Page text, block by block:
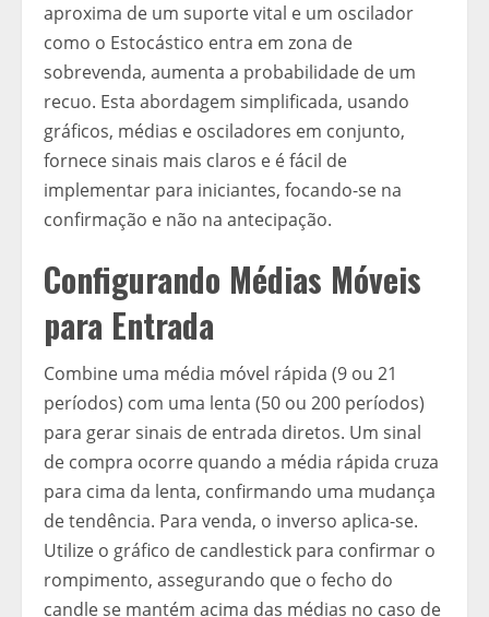
aproxima de um suporte vital e um oscilador
como o Estocástico entra em zona de
sobrevenda, aumenta a probabilidade de um
recuo. Esta abordagem simplificada, usando
gráficos, médias e osciladores em conjunto,
fornece sinais mais claros e é fácil de
implementar para iniciantes, focando-se na
confirmação e não na antecipação.
Configurando Médias Móveis
para Entrada
Combine uma média móvel rápida (9 ou 21
períodos) com uma lenta (50 ou 200 períodos)
para gerar sinais de entrada diretos. Um sinal
de compra ocorre quando a média rápida cruza
para cima da lenta, confirmando uma mudança
de tendência. Para venda, o inverso aplica-se.
Utilize o gráfico de candlestick para confirmar o
rompimento, assegurando que o fecho do
candle se mantém acima das médias no caso de